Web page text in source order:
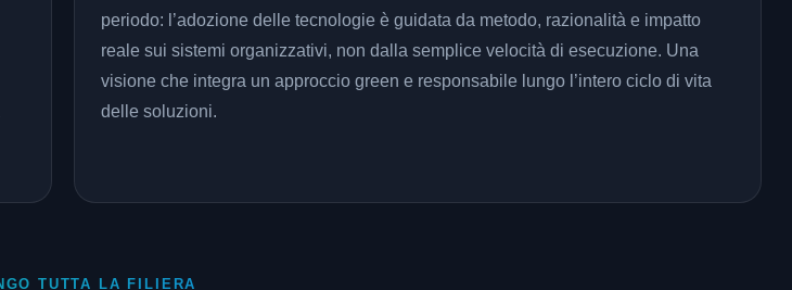
periodo: l’adozione delle tecnologie è guidata da metodo, razionalità e impatto
reale sui sistemi organizzativi, non dalla semplice velocità di esecuzione. Una
visione che integra un approccio green e responsabile lungo l’intero ciclo di vita
delle soluzioni.
TUTTA LA FILIERA